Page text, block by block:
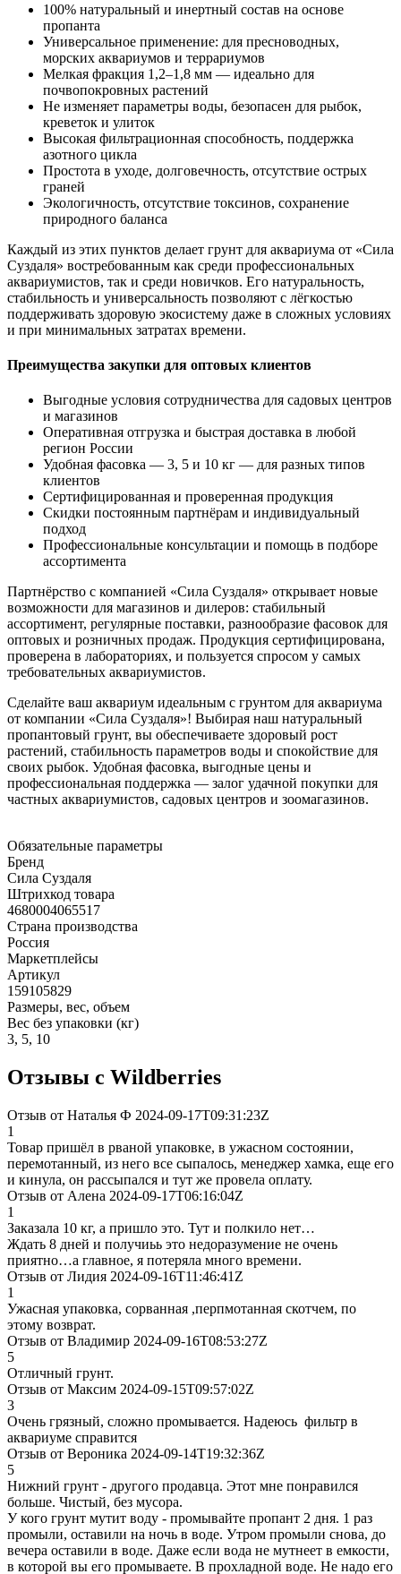
100% натуральный и инертный состав на основе
пропанта
Универсальное применение: для пресноводных,
морских аквариумов и террариумов
Мелкая фракция 1,2–1,8 мм — идеально для
почвопокровных растений
Не изменяет параметры воды, безопасен для рыбок,
креветок и улиток
Высокая фильтрационная способность, поддержка
азотного цикла
Простота в уходе, долговечность, отсутствие острых
граней
Экологичность, отсутствие токсинов, сохранение
природного баланса
Каждый из этих пунктов делает грунт для аквариума от «Сила
Суздаля» востребованным как среди профессиональных
аквариумистов, так и среди новичков. Его натуральность,
стабильность и универсальность позволяют с лёгкостью
поддерживать здоровую экосистему даже в сложных условиях
и при минимальных затратах времени.
Преимущества закупки для оптовых клиентов
Выгодные условия сотрудничества для садовых центров
и магазинов
Оперативная отгрузка и быстрая доставка в любой
регион России
Удобная фасовка — 3, 5 и 10 кг — для разных типов
клиентов
Сертифицированная и проверенная продукция
Скидки постоянным партнёрам и индивидуальный
подход
Профессиональные консультации и помощь в подборе
ассортимента
Партнёрство с компанией «Сила Суздаля» открывает новые
возможности для магазинов и дилеров: стабильный
ассортимент, регулярные поставки, разнообразие фасовок для
оптовых и розничных продаж. Продукция сертифицирована,
проверена в лабораториях, и пользуется спросом у самых
требовательных аквариумистов.
Сделайте ваш аквариум идеальным с грунтом для аквариума
от компании «Сила Суздаля»! Выбирая наш натуральный
пропантовый грунт, вы обеспечиваете здоровый рост
растений, стабильность параметров воды и спокойствие для
своих рыбок. Удобная фасовка, выгодные цены и
профессиональная поддержка — залог удачной покупки для
частных аквариумистов, садовых центров и зоомагазинов.
Обязательные параметры
Бренд
Сила Суздаля
Штрихкод товара
4680004065517
Страна производства
Россия
Маркетплейсы
Артикул
159105829
Размеры, вес, объем
Вес без упаковки (кг)
3, 5, 10
Отзывы с Wildberries
Отзыв от Наталья Ф 2024-09-17T09:31:23Z
1
Товар пришёл в рваной упаковке, в ужасном состоянии,
перемотанный, из него все сыпалось, менеджер хамка, еще его
и кинула, он рассыпался и тут же провела оплату.
Отзыв от Алена 2024-09-17T06:16:04Z
1
Заказала 10 кг, а пришло это. Тут и полкило нет…
Ждать 8 дней и получиьь это недоразумение не очень
приятно…а главное, я потеряла много времени.
Отзыв от Лидия 2024-09-16T11:46:41Z
1
Ужасная упаковка, сорванная ,перпмотанная скотчем, по
этому возврат.
Отзыв от Владимир 2024-09-16T08:53:27Z
5
Отличный грунт.
Отзыв от Максим 2024-09-15T09:57:02Z
3
Очень грязный, сложно промывается. Надеюсь фильтр в
аквариуме справится
Отзыв от Вероника 2024-09-14T19:32:36Z
5
Нижний грунт - другого продавца. Этот мне понравился
больше. Чистый, без мусора.
У кого грунт мутит воду - промывайте пропант 2 дня. 1 раз
промыли, оставили на ночь в воде. Утром промыли снова, до
вечера оставили в воде. Даже если вода не мутнеет в емкости,
в которой вы его промываете. В прохладной воде. Не надо его